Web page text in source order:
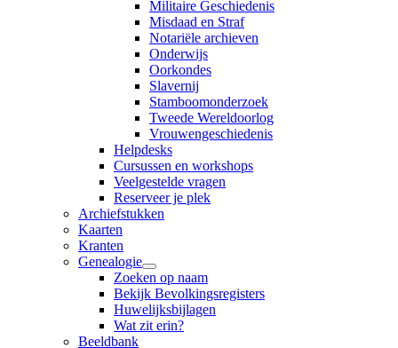
Militaire Geschiedenis
Misdaad en Straf
Notariële archieven
Onderwijs
Oorkondes
Slavernij
Stamboomonderzoek
Tweede Wereldoorlog
Vrouwengeschiedenis
Helpdesks
Cursussen en workshops
Veelgestelde vragen
Reserveer je plek
Archiefstukken
Kaarten
Kranten
Genealogie
Zoeken op naam
Bekijk Bevolkingsregisters
Huwelijksbijlagen
Wat zit erin?
Beeldbank